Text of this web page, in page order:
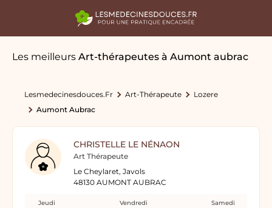
Les meilleurs Art-thérapeutes à Aumont aubrac
Lesmedecinesdouces.fr Art-Thérapeute
Lozere
Aumont Aubrac
CHRISTELLE LE NÉNAON
Art Thérapeute
Le Cheylaret, Javols
48130 AUMONT AUBRAC
Jeudi Vendredi Samedi